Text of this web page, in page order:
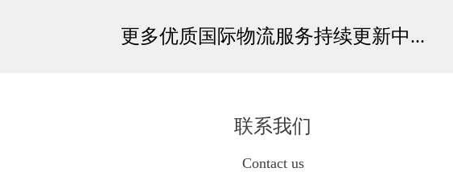
更多优质国际物流服务持续更新中...
联系我们
Contact us